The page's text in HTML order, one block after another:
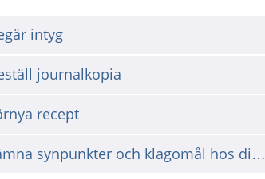
intyg
journalkopia
recept
Lämna synpunkter och klagomål hos din vårdgivare